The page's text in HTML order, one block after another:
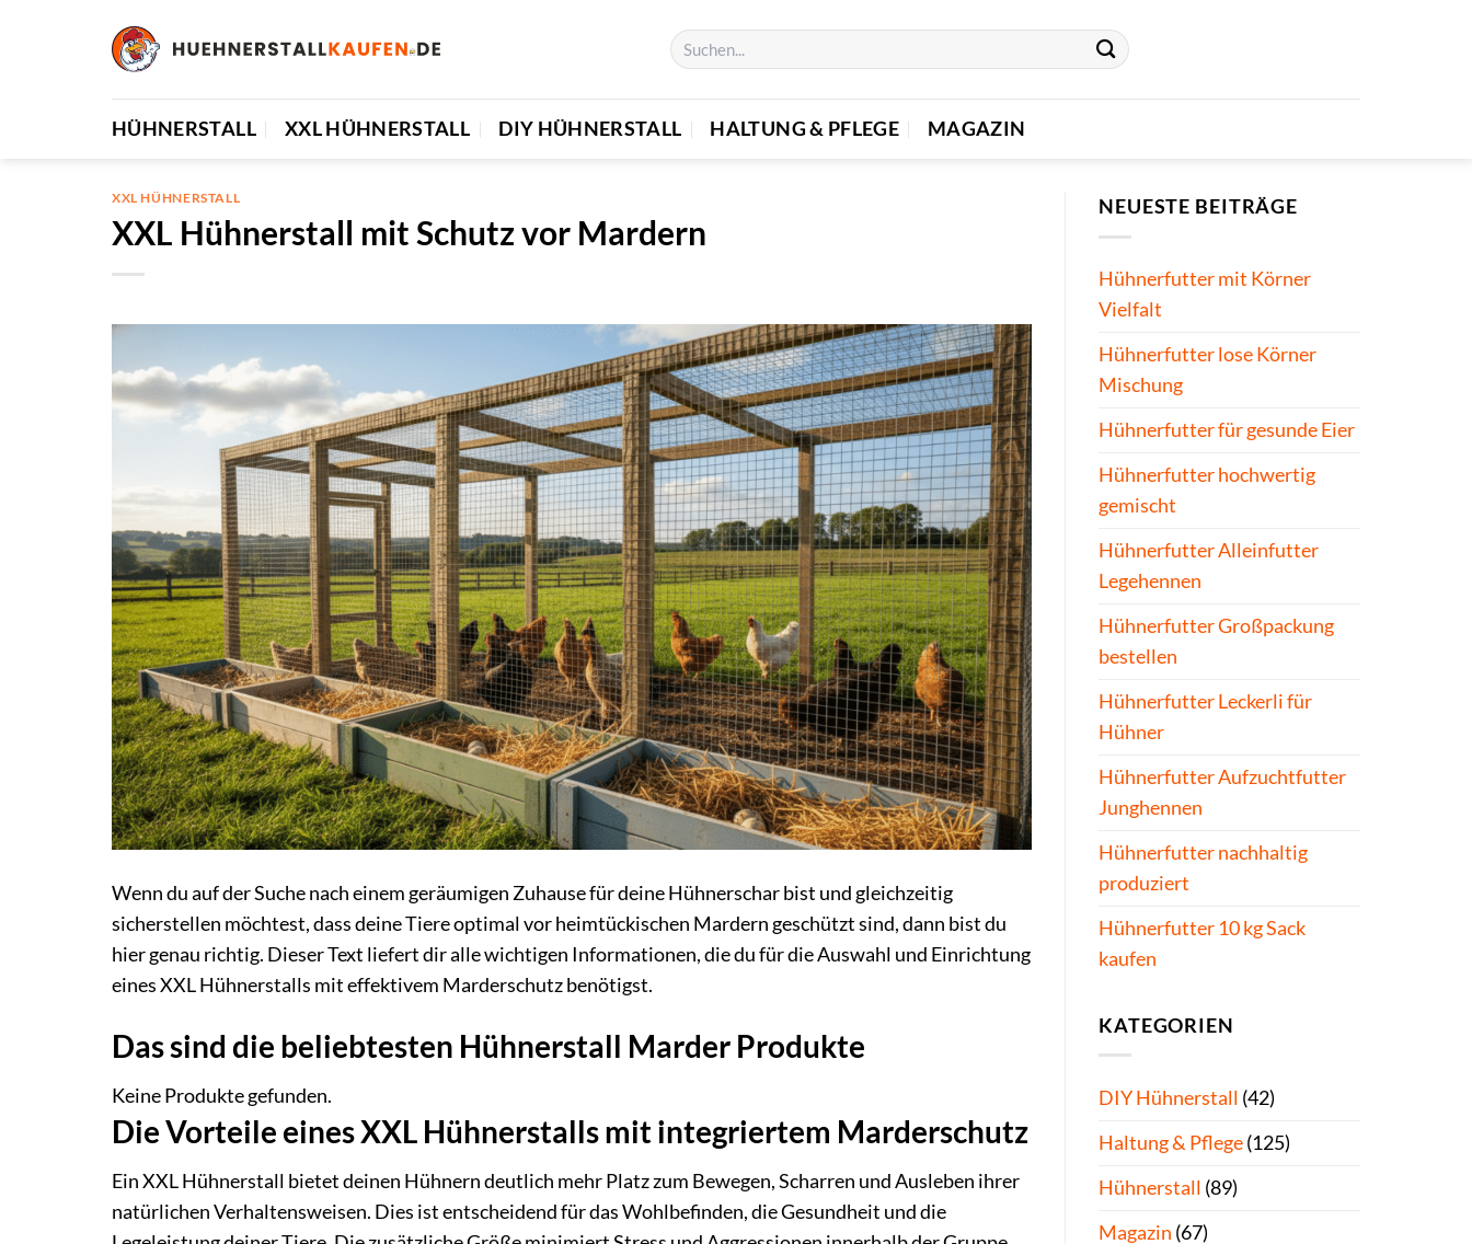
HÜHNERSTALL XXL HÜHNERSTALL DIY HÜHNERSTALL HALTUNG & PFLEGE MAGAZIN
XXL HÜHNERSTALL
XXL Hühnerstall mit Schutz vor Mardern
Wenn du auf der Suche nach einem geräumigen Zuhause für deine Hühnerschar bist und gleichzeitig
sicherstellen möchtest, dass deine Tiere optimal vor heimtückischen Mardern geschützt sind, dann bist du
hier genau richtig. Dieser Text liefert dir alle wichtigen Informationen, die du für die Auswahl und Einrichtung
eines XXL Hühnerstalls mit effektivem Marderschutz benötigst.
Das sind die beliebtesten Hühnerstall Marder Produkte
Keine Produkte gefunden.
Die Vorteile eines XXL Hühnerstalls mit integriertem Marderschutz
Ein XXL Hühnerstall bietet deinen Hühnern deutlich mehr Platz zum Bewegen, Scharren und Ausleben ihrer
natürlichen Verhaltensweisen. Dies ist entscheidend für das Wohlbefinden, die Gesundheit und die
NEUESTE BEITRÄGE
Hühnerfutter mit Körner
Vielfalt
Hühnerfutter lose Körner
Mischung
Hühnerfutter für gesunde Eier
Hühnerfutter hochwertig
gemischt
Hühnerfutter Alleinfutter
Legehennen
Hühnerfutter Großpackung
bestellen
Hühnerfutter Leckerli für
Hühner
Hühnerfutter Aufzuchtfutter
Junghennen
Hühnerfutter nachhaltig
produziert
Hühnerfutter 10 kg Sack
kaufen
KATEGORIEN
DIY Hühnerstall (42)
Haltung & Pflege(125)
Hühnerstall (89)
Magazin (67)